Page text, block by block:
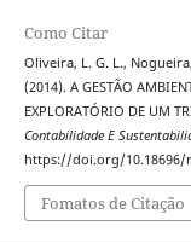
Como Citar
Oliveira, L. G. L.,
(2014). A GESTÃO
EXPLORATÓRIO DE UM
Contabilidade E
https://doi.org/10.18696/
Fomatos de Citação